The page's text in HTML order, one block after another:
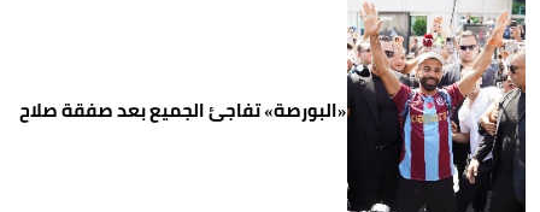
«البورصة» تفاجئ الجميع بعد صفقة صلاح